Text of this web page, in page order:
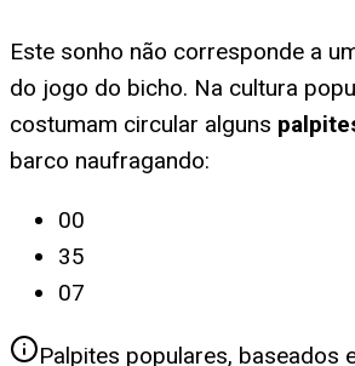
Este sonho não corresponde a
do jogo do bicho. Na cultura
costumam circular alguns
barco naufragando:
00
35
07
Palpites populares, baseados